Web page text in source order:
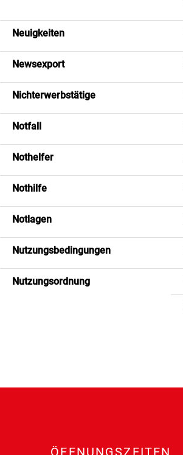
Neuigkeiten
Newsexport
Nichterwerbstätige
Notfall
Nothelfer
Nothilfe
Notlagen
Nutzungsbedingungen
Nutzungsordnung
ÖFFNUNGSZEITEN